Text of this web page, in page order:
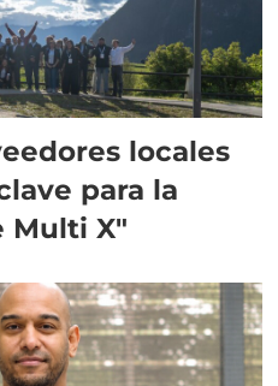
locales
para la
Multi X"